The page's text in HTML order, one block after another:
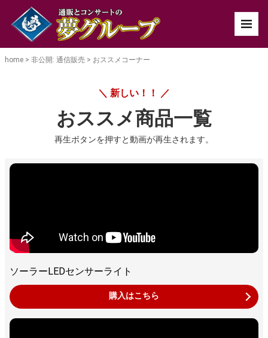
home > 非公開: 通信販売 > おススメコーナー
＼ 新しい！！ ／
おススメ商品一覧
再生ボタンを押すと動画が再生されます。
ソーラーLEDセンサーライト
購入はこちら